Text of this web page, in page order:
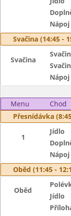
Nápoj
Svačina (14:45 -
Svačina
Nápoj
Menu Chod
Přesnídávka
1
Jídlo
Nápoj
Oběd (11:45 -
Oběd
Jídlo